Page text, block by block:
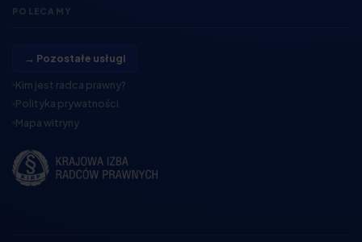
POLECAMY
→ Pozostałe usługi
Kim jest radca prawny?
Polityka prywatności
Mapa witryny